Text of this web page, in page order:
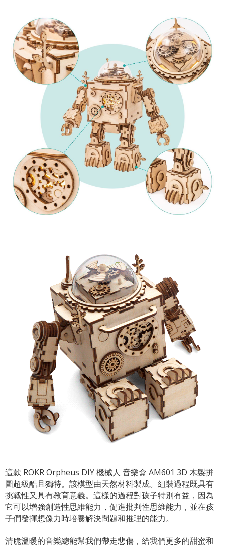
這款 ROKR Orpheus DIY 機械人 音樂盒 AM601 3D 木製拼
圖超級酷且獨特。該模型由天然材料製成。組裝過程既具有
挑戰性又具有教育意義。這樣的過程對孩子特別有益，因為
它可以增強創造性思維能力，促進批判性思維能力，並在孩
子們發揮想像力時培養解決問題和推理的能力。
清脆溫暖的音樂總能幫我們帶走悲傷，給我們更多的甜蜜和